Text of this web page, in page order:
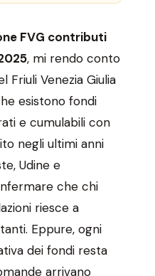
FVG contributi
, mi rendo conto
Venezia Giulia
esistono fondi
e cumulabili con
negli ultimi anni
Udine e
che chi
riesce a
Eppure, ogni
dei fondi resta
arrivano